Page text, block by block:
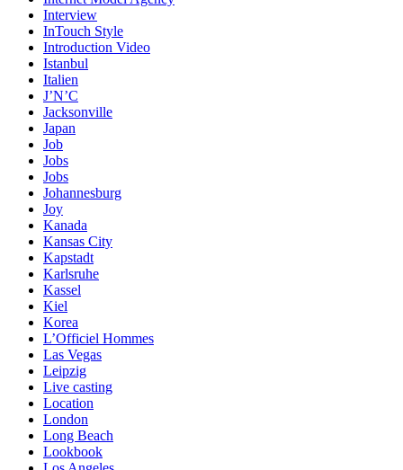
Interview
InTouch Style
Introduction Video
Istanbul
Italien
J’N’C
Jacksonville
Japan
Job
Jobs
Jobs
Johannesburg
Joy
Kanada
Kansas City
Kapstadt
Karlsruhe
Kassel
Kiel
Korea
L’Officiel Hommes
Las Vegas
Leipzig
Live casting
Location
London
Long Beach
Lookbook